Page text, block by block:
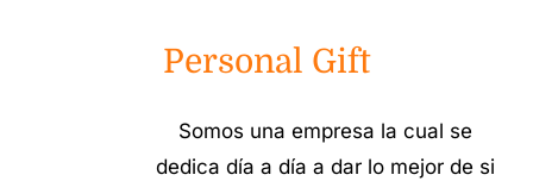
Personal Gift
Somos una empresa la cual se
dedica día a día a dar lo mejor de si